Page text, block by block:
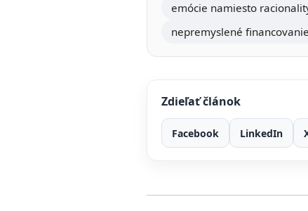
emócie namiesto
nepremyslené financovanie
Zdieľať článok
Facebook LinkedIn